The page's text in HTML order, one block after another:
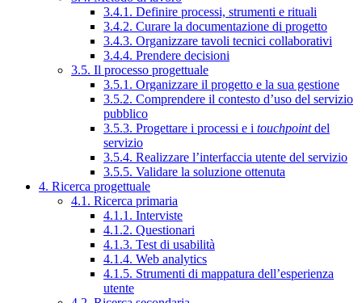
3.4.1. Definire processi, strumenti e rituali
3.4.2. Curare la documentazione di progetto
3.4.3. Organizzare tavoli tecnici collaborativi
3.4.4. Prendere decisioni
3.5. Il processo progettuale
3.5.1. Organizzare il progetto e la sua gestione
3.5.2. Comprendere il contesto d’uso del servizio
pubblico
3.5.3. Progettare i processi e i touchpointdel
servizio
3.5.4. Realizzare l’interfaccia utente del servizio
3.5.5. Validare la soluzione ottenuta
4. Ricerca progettuale
4.1. Ricerca primaria
4.1.1. Interviste
4.1.2. Questionari
4.1.3. Test di usabilità
4.1.4. Web analytics
4.1.5. Strumenti di mappatura dell’esperienza
utente